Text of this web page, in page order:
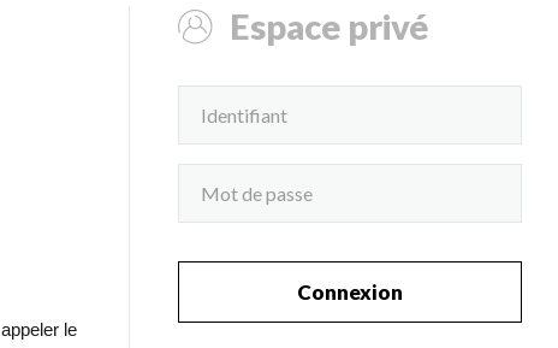
le
Espace privé
Connexion